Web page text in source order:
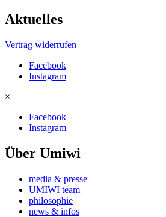
Aktuelles
Vertrag widerrufen
Facebook
Instagram
×
Facebook
Instagram
Über Umiwi
media & presse
UMIWI team
philosophie
news & infos